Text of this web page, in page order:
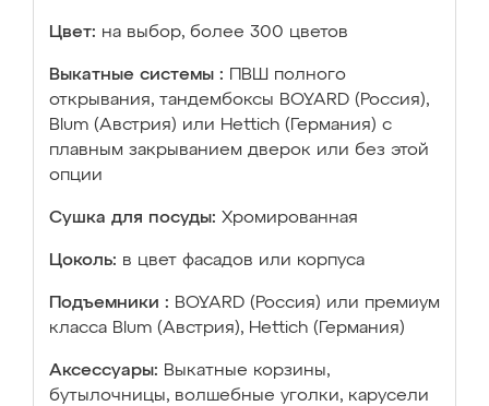
Цвет: на выбор, более 300 цветов
Выкатные системы :
ПВШ полного
открывания, тандембоксы BOYARD (Россия),
Blum (Австрия) или Hettich (Германия) с
плавным закрыванием дверок или без этой
опции
Сушка для посуды: Хромированная
Цоколь: в цвет фасадов или корпуса
Подъемники : BOYARD (Россия) или премиум
класса Blum (Австрия), Hettich (Германия)
Аксессуары: Выкатные корзины,
бутылочницы, волшебные уголки, карусели